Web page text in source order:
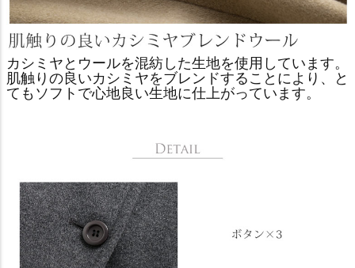
カシミヤとウールを混紡した生地を使用しています。
肌触りの良いカシミヤをブレンドすることにより、と
てもソフトで心地良い生地に仕上がっています。